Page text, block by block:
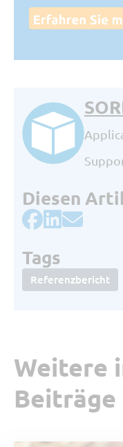
Diesen
Tags
Referenzbericht
Weitere
Beiträge